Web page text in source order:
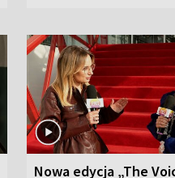
Nowa edycja „The